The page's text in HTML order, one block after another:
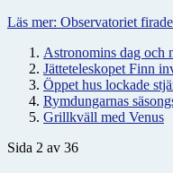
Läs mer: Observatoriet
Astronomins dag och
Jätteteleskopet Finn
Öppet hus lockade
Rymdungarnas
Grillkväll med Venus
Sida 2 av 36